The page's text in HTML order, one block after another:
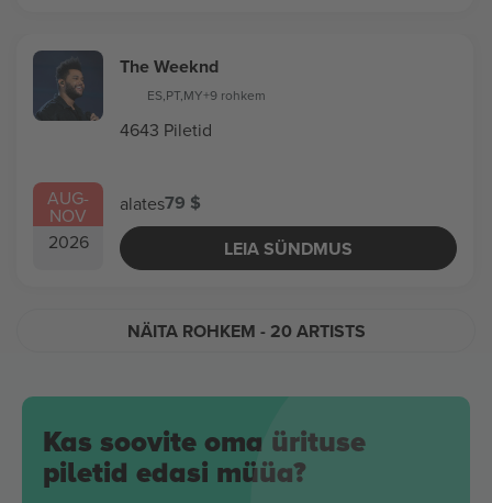
AUG-
NOV
2026
The Weeknd
ES,PT,MY+9 rohkem
4643 Piletid
alates79 $
LEIA SÜNDMUS
NÄITA ROHKEM - 20 ARTISTS
Kas soovite oma ürituse
piletid edasi müüa?